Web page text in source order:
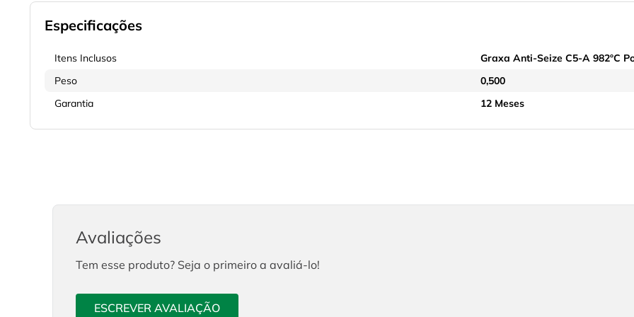
Especificações
Itens Inclusos
Graxa Anti-Seize C5-A 982ºC
Peso
0,500
Garantia
12 Meses
Avaliações
Tem esse produto? Seja o primeiro a avaliá-lo!
ESCREVER AVALIAÇÃO